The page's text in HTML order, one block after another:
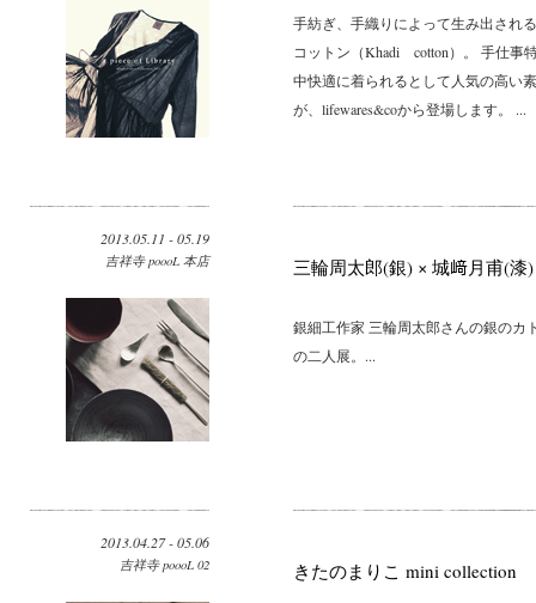
手紡ぎ、手織りによって生み出され
コットン（Khadi cotton）。 手仕事
中快適に着られるとして人気の高い
が、lifewares&coから登場します。 ...
2013.05.11 - 05.19
吉祥寺 poooL 本店 三輪周太郎(銀) × 城﨑月甫(漆)
銀細工作家 三輪周太郎さんの銀のカ
の二人展。...
2013.04.27 - 05.06
吉祥寺 poooL 02 きたのまりこ mini collection